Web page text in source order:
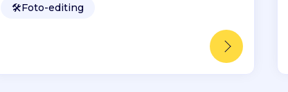
🛠️Foto-editing